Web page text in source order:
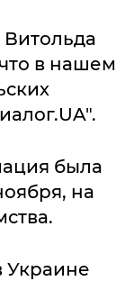
в нашем
была
на
Украине